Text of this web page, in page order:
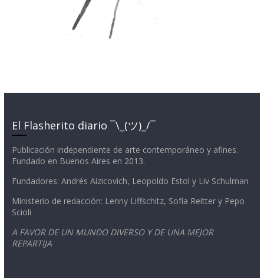
El Flasherito diario ¯\_(ツ)_/¯
Publicación independiente de arte contemporáneo y afines.
Fundado en Buenos Aires en 2013.
Fundadores: Andrés Aizicovich, Leopoldo Estol y Liv Schulman
Ministerio de redacción: Lenny Liffschitz, Sofía Reitter y Pepo
Scioli
A FAVOR DE UN MUNDO DIVERSO Y DE UNA MEJOR
REPARTIJA